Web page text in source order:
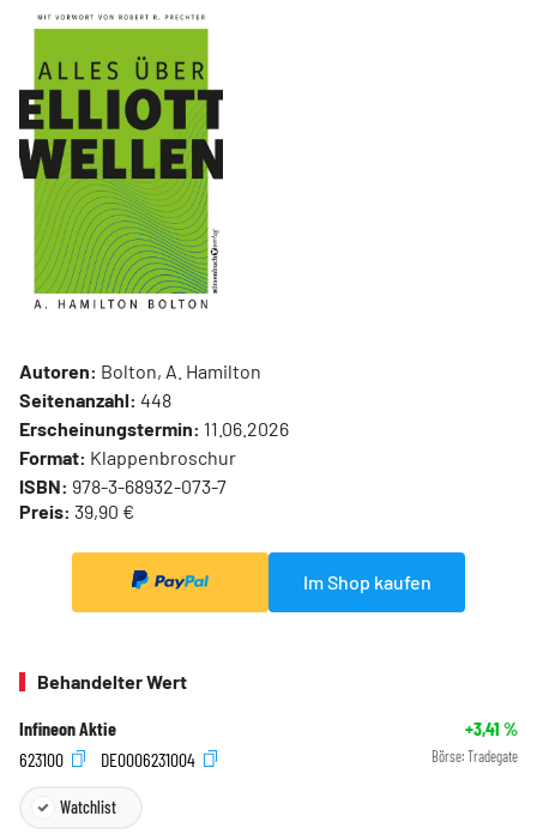
Autoren: Bolton, A. Hamilton
Seitenanzahl: 448
Erscheinungstermin: 11.06.2026
Format: Klappenbroschur
ISBN: 978-3-68932-073-7
Preis: 39,90 €
Im Shop kaufen
Behandelter Wert
Infineon Aktie +3,41 %
623100
DE0006231004 Börse: Tradegate
Watchlist